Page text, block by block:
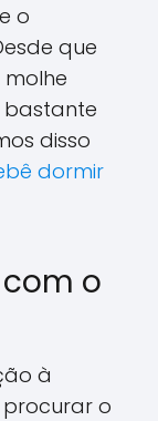
o
que
bastante
disso
dormir
o
à
procurar o